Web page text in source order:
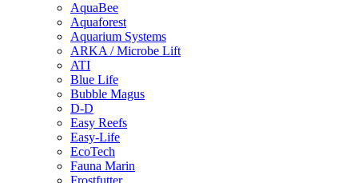
AquaBee
Aquaforest
Aquarium Systems
ARKA / Microbe Lift
ATI
Blue Life
Bubble Magus
D-D
Easy Reefs
Easy-Life
EcoTech
Fauna Marin
Frostfutter